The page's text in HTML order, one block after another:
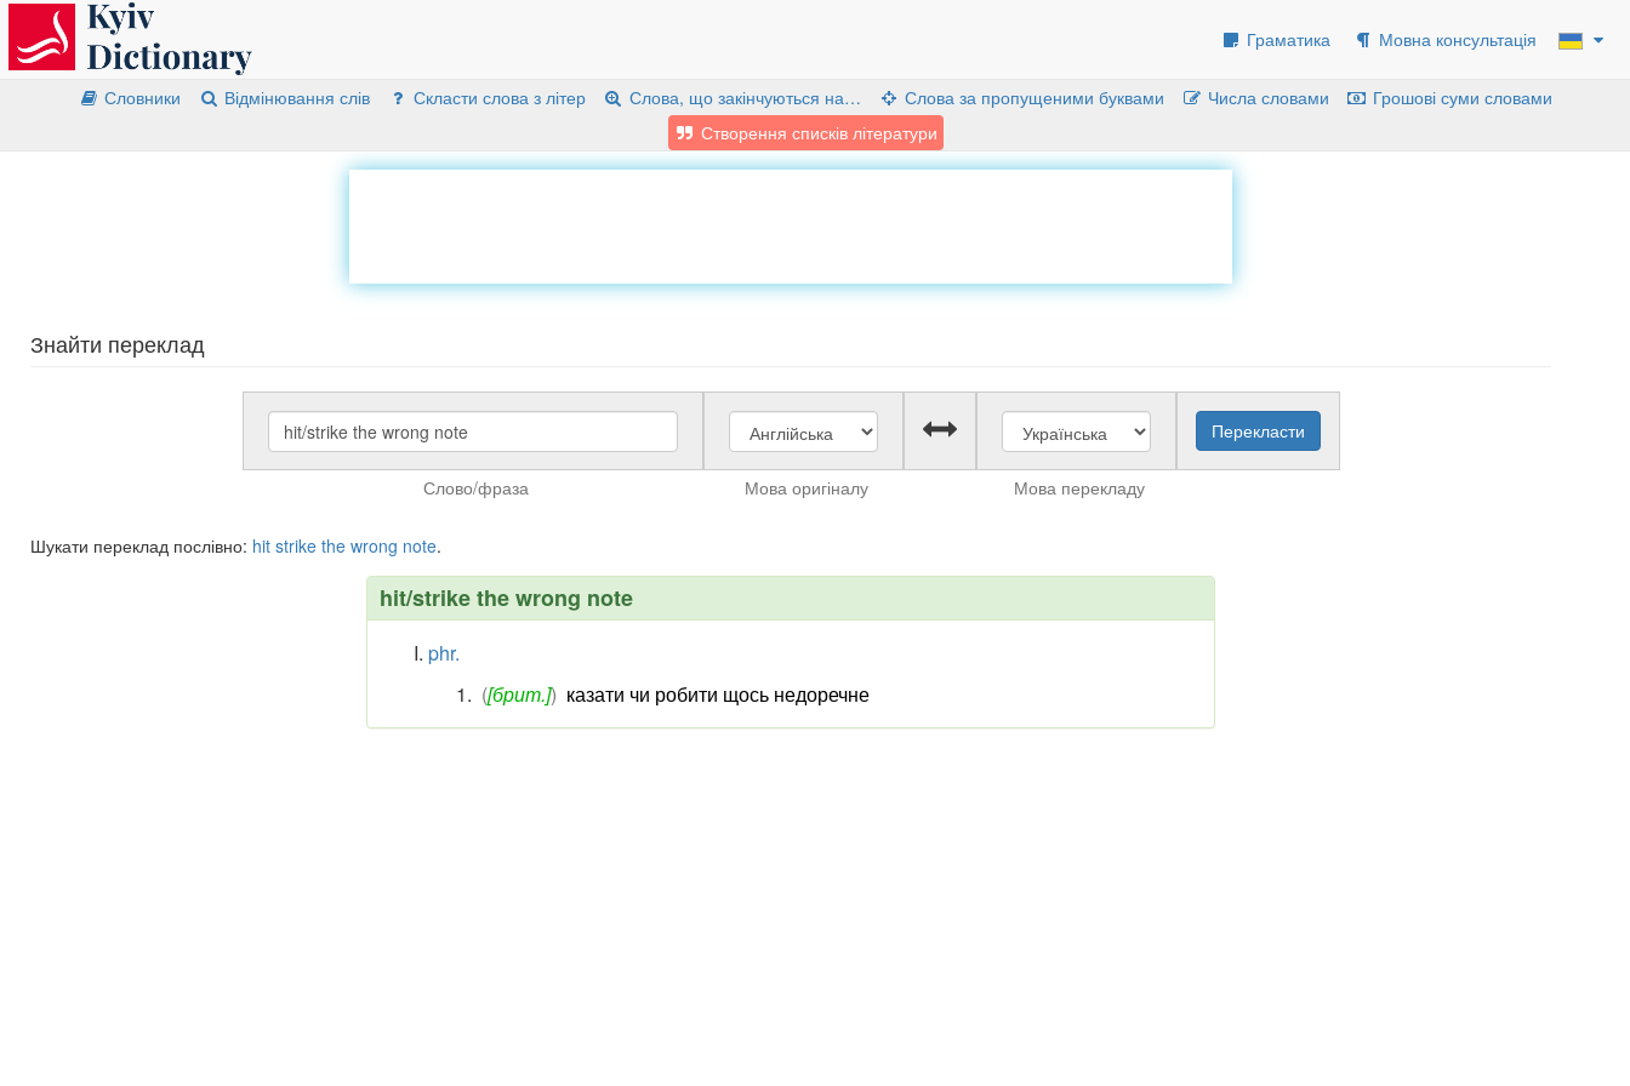
Граматика Мовна консультація
Словники Відмінювання слів Скласти слова з літер Слова, що закінчуються на… Слова за пропущеними буквами Числа словами
Грошові суми словами
Створення списків літератури
Знайти переклад
Слово/фраза Мова оригіналу Мова перекладу
Шукати переклад послівно: hit strike the wrong note.
hit/strike the wrong note
phr.
([брит.]) казати чи робити щось недоречне